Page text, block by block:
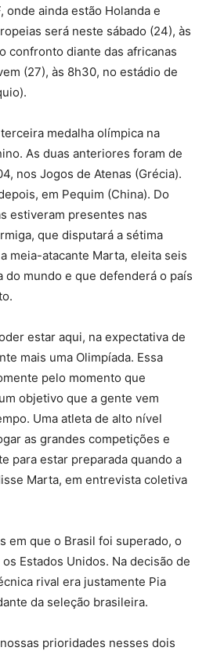
onde ainda estão Holanda e
será neste sábado (24), às
confronto diante das africanas
(27), às 8h30, no estádio de
medalha olímpica na
As duas anteriores foram de
nos Jogos de Atenas (Grécia).
em Pequim (China). Do
estiveram presentes nas
que disputará a sétima
meia-atacante Marta, eleita seis
do mundo e que defenderá o país
estar aqui, na expectativa de
mais uma Olimpíada. Essa
pelo momento que
objetivo que a gente vem
Uma atleta de alto nível
as grandes competições e
para estar preparada quando a
Marta, em entrevista coletiva
em que o Brasil foi superado, o
Estados Unidos. Na decisão de
rival era justamente Pia
da seleção brasileira.
prioridades nesses dois